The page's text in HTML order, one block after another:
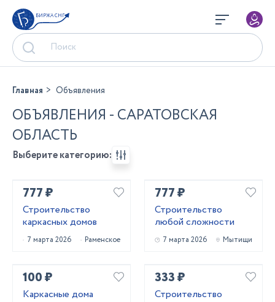
БИРЖА СНГ
Главная Объявления
ОБЪЯВЛЕНИЯ - САРАТОВСКАЯ
ОБЛАСТЬ
Выберите категорию:
777 ₽
Строительство
каркасных домов
7 марта 2026 Раменское
777 ₽
Строительство
любой сложности
7 марта 2026 Мытищи
100 ₽
Каркасные дома
333 ₽
Строительство